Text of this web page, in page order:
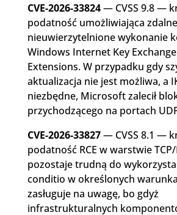
CVE-2026-33824— CVSS 9.8 —
podatność umożliwiająca
nieuwierzytelnione wykonanie
Windows Internet Key Exchange
Extensions. W przypadku gdy
aktualizacja nie jest możliwa, a
niezbędne, Microsoft zalecił
przychodzącego na portach
CVE-2026-33827— CVSS 8.1 —
podatność RCE w warstwie
pozostaje trudną do
conditio w określonych
zasługuje na uwagę, bo gdyż
infrastrukturalnych